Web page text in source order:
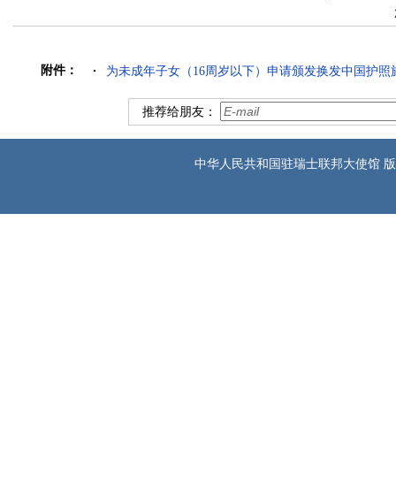
附件： 为未成年子女（16周岁以下）申请颁发换发中国护照
推荐给朋友：
中华人民共和国驻瑞士联邦大使馆